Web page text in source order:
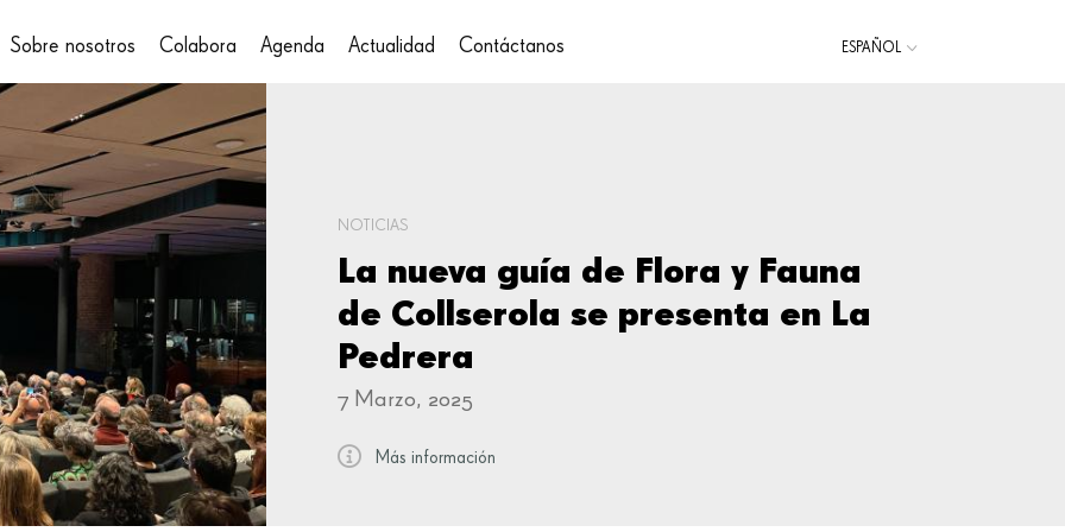
Sobre nosotros Colabora Agenda Actualidad Contáctanos ESPAÑOL
NOTICIAS
La nueva guía de Flora y Fauna
de Collserola se presenta en La
Pedrera
7 Marzo, 2025
Más información